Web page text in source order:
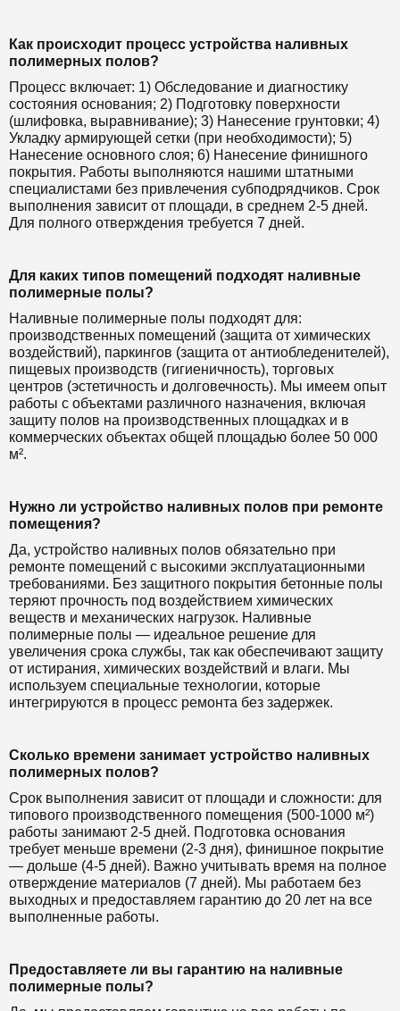
Как происходит процесс устройства наливных
полимерных полов?
Процесс включает: 1) Обследование и диагностику
состояния основания; 2) Подготовку поверхности
(шлифовка, выравнивание); 3) Нанесение грунтовки; 4)
Укладку армирующей сетки (при необходимости); 5)
Нанесение основного слоя; 6) Нанесение финишного
покрытия. Работы выполняются нашими штатными
специалистами без привлечения субподрядчиков. Срок
выполнения зависит от площади, в среднем 2-5 дней.
Для полного отверждения требуется 7 дней.
Для каких типов помещений подходят наливные
полимерные полы?
Наливные полимерные полы подходят для:
производственных помещений (защита от химических
воздействий), паркингов (защита от антиобледенителей),
пищевых производств (гигиеничность), торговых
центров (эстетичность и долговечность). Мы имеем опыт
работы с объектами различного назначения, включая
защиту полов на производственных площадках и в
коммерческих объектах общей площадью более 50 000
м².
Нужно ли устройство наливных полов при ремонте
помещения?
Да, устройство наливных полов обязательно при
ремонте помещений с высокими эксплуатационными
требованиями. Без защитного покрытия бетонные полы
теряют прочность под воздействием химических
веществ и механических нагрузок. Наливные
полимерные полы — идеальное решение для
увеличения срока службы, так как обеспечивают защиту
от истирания, химических воздействий и влаги. Мы
используем специальные технологии, которые
интегрируются в процесс ремонта без задержек.
Сколько времени занимает устройство наливных
полимерных полов?
Срок выполнения зависит от площади и сложности: для
типового производственного помещения (500-1000 м²)
работы занимают 2-5 дней. Подготовка основания
требует меньше времени (2-3 дня), финишное покрытие
— дольше (4-5 дней). Важно учитывать время на полное
отверждение материалов (7 дней). Мы работаем без
выходных и предоставляем гарантию до 20 лет на все
выполненные работы.
Предоставляете ли вы гарантию на наливные
полимерные полы?